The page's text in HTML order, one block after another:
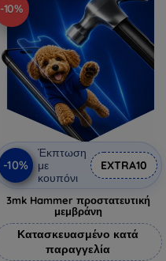
-10%
-10%
Έκπτωση
με
κουπόνι
EXTRA10
3mk Hammer προστατευτική
μεμβράνη
Κατασκευασμένο κατά
παραγγελία